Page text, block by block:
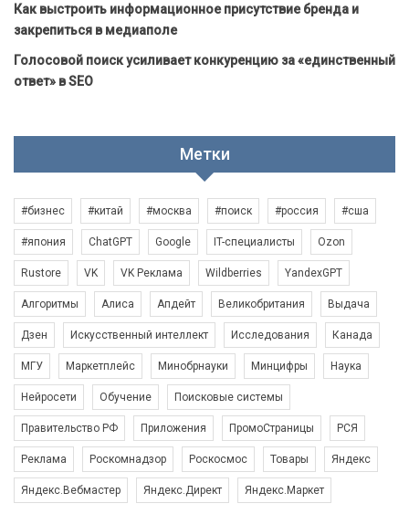
Как выстроить информационное присутствие бренда и
закрепиться в медиаполе
Голосовой поиск усиливает конкуренцию за «единственный
ответ» в SEO
Метки
#бизнес #китай #москва #поиск #россия #сша
#япония ChatGPT Google IT-специалисты Ozon
Rustore VK VK Реклама Wildberries YandexGPT
Алгоритмы Алиса Апдейт Великобритания Выдача
Дзен Искусственный интеллект Исследования Канада
МГУ Маркетплейс Минобрнауки Минцифры Наука
Нейросети Обучение Поисковые системы
Правительство РФ Приложения ПромоСтраницы РСЯ
Реклама Роскомнадзор Роскосмос Товары Яндекс
Яндекс.Вебмастер Яндекс.Директ Яндекс.Маркет